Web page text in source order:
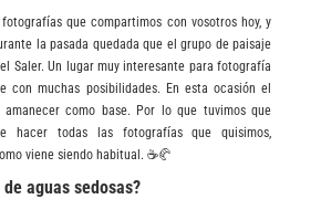
que compartimos con vosotros hoy, y
la pasada quedada que el grupo de paisaje
Saler. Un lugar muy interesante para fotografía
con muchas posibilidades. En esta ocasión el
como base. Por lo que tuvimos que
hacer todas las fotografías que quisimos,
viene siendo habitual. ☕🥐
aguas sedosas?